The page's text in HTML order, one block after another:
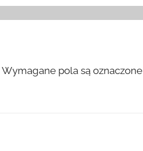
Wymagane pola są oznaczone